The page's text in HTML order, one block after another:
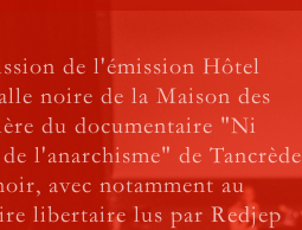
de l'émission Hôtel
noire de la Maison des
du documentaire "Ni
l'anarchisme" de Tancrède
avec notamment au
libertaire lus par Redjep